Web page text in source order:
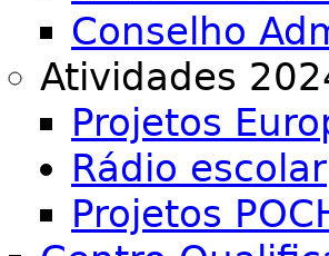
Conselho
Atividades
Projetos
Rádio escolar
Projetos